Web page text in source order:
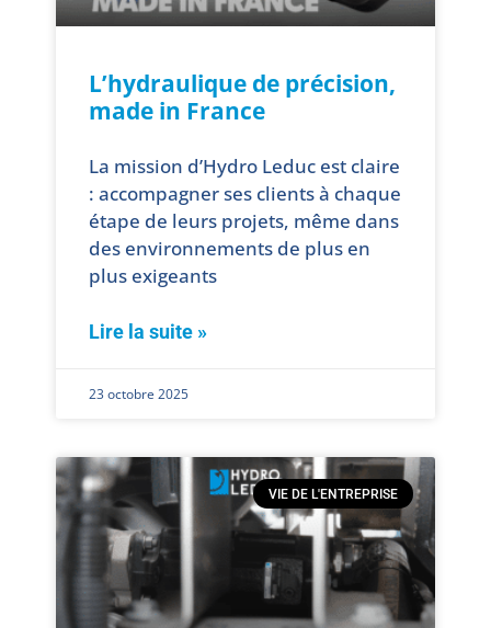
L’hydraulique de précision,
made in France
La mission d’Hydro Leduc est claire
: accompagner ses clients à chaque
étape de leurs projets, même dans
des environnements de plus en
plus exigeants
Lire la suite »
23 octobre 2025
VIE DE L'ENTREPRISE